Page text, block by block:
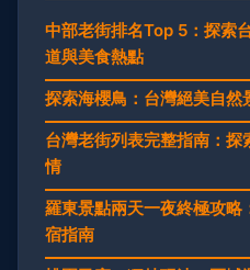
中部老街排名Top 5：探索
道與美食熱點
探索海櫻鳥：台灣絕美自然
台灣老街列表完整指南：
情
羅東景點兩天一夜終極攻
宿指南